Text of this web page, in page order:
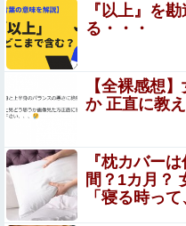
【日向坂46】 お悩み... 某
生していた
【悲報】松本人志、ゴ
（証拠あり）
森香澄アナ ボディコン、
【GIF動画あり】
『以上』を
る・・・
【全裸感想
か 正直に教
『枕カバー
間？1カ月？
「寝る時っ